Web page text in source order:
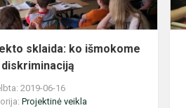
sklaida: ko išmokome
2019-06-16
Projektinė veikla